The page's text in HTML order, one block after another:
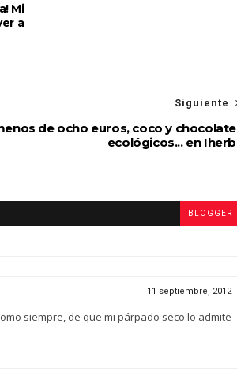
Mi
a
Siguiente
de ocho euros, coco y chocolate
ecológicos... en Iherb
BLOGGER
11 septiembre, 2012
siempre, de que mi párpado seco lo admite